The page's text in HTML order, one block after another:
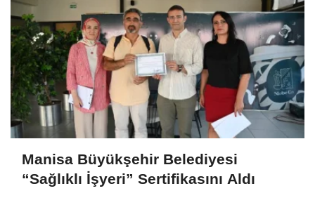
Manisa Büyükşehir Belediyesi
“Sağlıklı İşyeri” Sertifikasını Aldı